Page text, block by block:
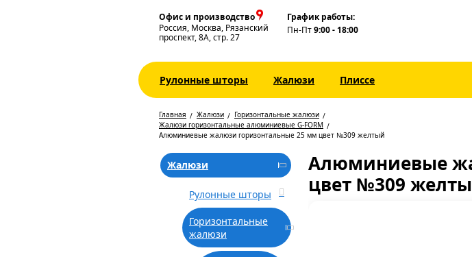
Офис и производство
Россия, Москва, Рязанский
проспект, 8А, стр. 27
График работы:
Пн-Пт9:00 - 18:00
Рулонные шторы Жалюзи Плиссе
Главная Жалюзи
Горизонтальные жалюзи
Жалюзи горизонтальные алюминиевые G-FORM
Алюминиевые жалюзи горизонтальные 25 мм цвет №309 желтый
Жалюзи
Рулонные шторы
Горизонтальные
жалюзи
Алюминиевые
цвет №309